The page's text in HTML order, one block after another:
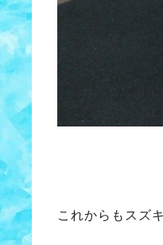
これからもスズ